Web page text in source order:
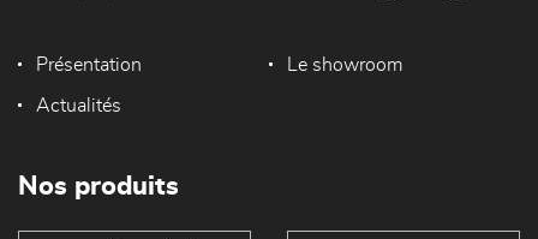
Présentation Le showroom
Actualités
Nos produits